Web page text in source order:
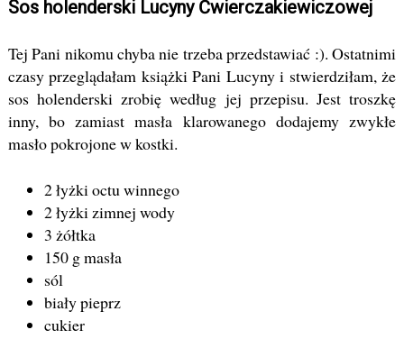
Sos holenderski Lucyny Ćwierczakiewiczowej
Tej Pani nikomu chyba nie trzeba przedstawiać :). Ostatnimi
czasy przeglądałam książki Pani Lucyny i stwierdziłam, że
sos holenderski zrobię według jej przepisu. Jest troszkę
inny, bo zamiast masła klarowanego dodajemy zwykłe
masło pokrojone w kostki.
2 łyżki octu winnego
2 łyżki zimnej wody
3 żółtka
150 g masła
sól
biały pieprz
cukier